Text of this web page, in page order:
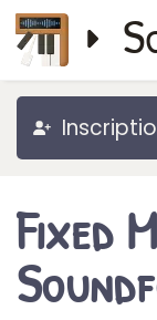
Fixed